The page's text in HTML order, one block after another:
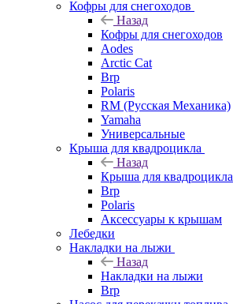
Кофры для снегоходов
Назад
Кофры для снегоходов
Aodes
Arctic Cat
Brp
Polaris
RM (Русская Механика)
Yamaha
Универсальные
Крыша для квадроцикла
Назад
Крыша для квадроцикла
Brp
Polaris
Аксессуары к крышам
Лебедки
Накладки на лыжи
Назад
Накладки на лыжи
Brp